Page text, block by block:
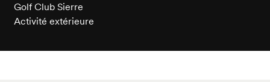
Golf Club Sierre
Activité extérieure